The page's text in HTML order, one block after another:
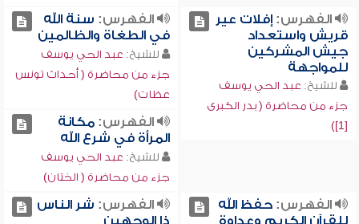
الفهرس:إفلات عير
قريش واستعداد
جيش المشركين
للمواجهة
للشيخ: عبد الحي يوسف
جزء من محاضرة ( بدر الكبرى
[1])
الفهرس: سنة الله
في الطغاة والظالمين
للشيخ: عبد الحي يوسف
جزء من محاضرة ( أحداث تونس
عظات)
الفهرس:مكانة
المرأة في شرع الله
للشيخ: عبد الحي يوسف
جزء من محاضرة ( الختان)
الفهرس:حفظ الله
للقرآن الكريم وعداوة
الفهرس: شر الناس
ذا الوجهين